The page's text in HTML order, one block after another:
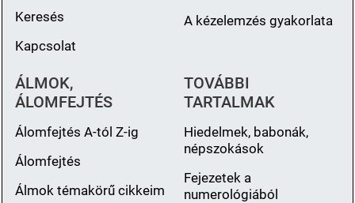
Keresés
Kapcsolat
A kézelemzés gyakorlata
ÁLMOK,
ÁLOMFEJTÉS
Álomfejtés A-tól Z-ig
Álomfejtés
Álmok témakörű cikkeim
TOVÁBBI
TARTALMAK
Hiedelmek, babonák,
népszokások
Fejezetek a
numerológiából